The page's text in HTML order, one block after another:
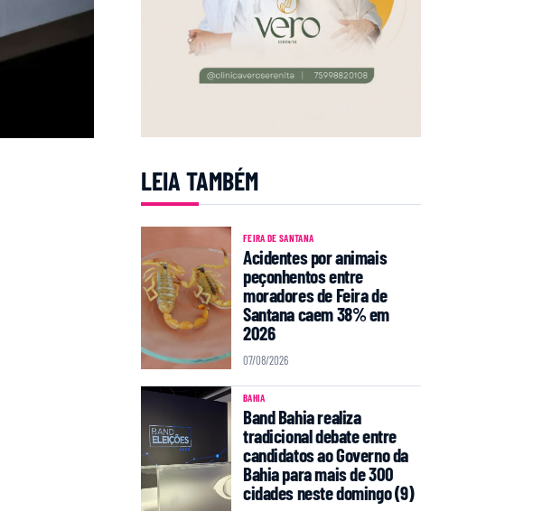
LEIA TAMBÉM
FEIRA DE SANTANA
Acidentes por animais
peçonhentos entre
moradores de Feira de
Santana caem 38% em
2026
07/08/2026
BAHIA
Band Bahia realiza
tradicional debate entre
candidatos ao Governo da
Bahia para mais de 300
cidades neste domingo (9)